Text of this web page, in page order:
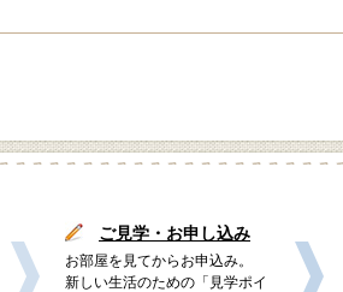
ご見学・お申し込み
お部屋を見てからお申込み。
新しい生活のための「見学ポイ